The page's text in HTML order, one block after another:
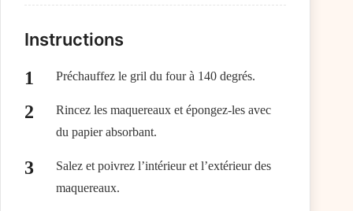
Instructions
Préchauffez le gril du four à 140 degrés.
Rincez les maquereaux et épongez-les avec
du papier absorbant.
Salez et poivrez l’intérieur et l’extérieur des
maquereaux.